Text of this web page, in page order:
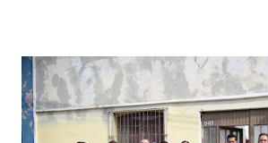
conoces ni la mitad de lo que deberías
quienes ya han tenido relaciones
o expertas en el tema. Siempre hay algo